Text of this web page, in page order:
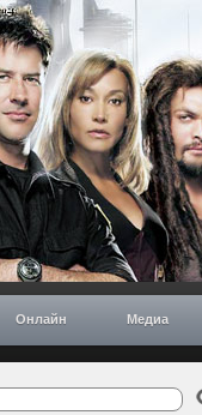
Онлайн Медиа